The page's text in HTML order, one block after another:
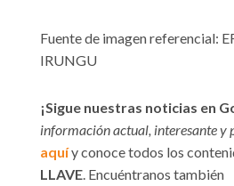
Fuente de imagen referencial:
IRUNGU
¡Sigue nuestras noticias en
información actual, interesante y
aquíy conoce todos los
LLAVE . Encuéntranos también